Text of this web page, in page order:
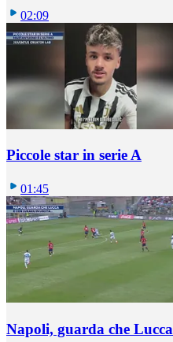
02:09
Piccole star in serie A
01:45
Napoli, guarda che Lucca